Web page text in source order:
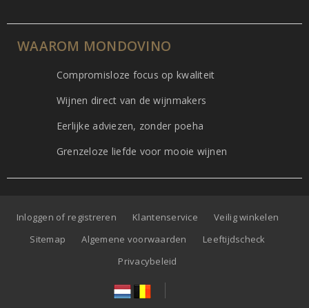
WAAROM MONDOVINO
Compromisloze focus op kwaliteit
Wijnen direct van de wijnmakers
Eerlijke adviezen, zonder poeha
Grenzeloze liefde voor mooie wijnen
Inloggen of registreren Klantenservice
Veilig winkelen
Sitemap
Algemene voorwaarden
Leeftijdscheck
Privacybeleid